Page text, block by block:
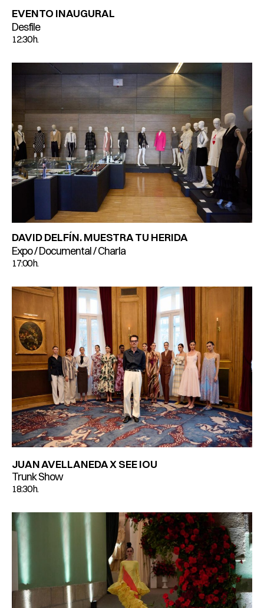
EVENTO INAUGURAL
Desfile
12:30 h.
DAVID DELFÍN. MUESTRA TU HERIDA
Expo / Documental / Charla
17:00 h.
JUAN AVELLANEDA X SEE IOU
Trunk Show
18:30 h.